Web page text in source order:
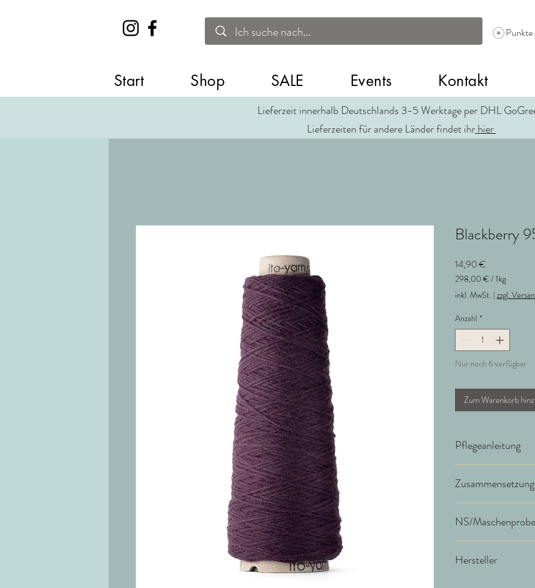
Punkte
Start Shop SALE Events Kontakt
Lieferzeit innerhalb Deutschlands 3-5 Werktage per DHL
Lieferzeiten für andere Länder findet ihrhier
Blackberry
14,90 €
298,00 €/ 1kg
298,00 €
pro
1
Kilogramm
inkl. MwSt. | zzgl.
Anzahl *
Nur noch 6 verfügbar
Zum Warenkorb
Pflegeanleitung
Zusammensetzung
NS/Maschenprobe
Hersteller